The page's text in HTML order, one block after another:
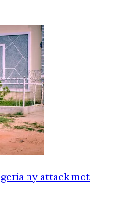
ny attack mot